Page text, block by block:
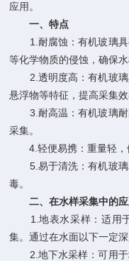
应用。
一、特点
1.耐腐蚀：有机玻璃具
等化学物质的侵蚀，确保水
2.透明度高：有机玻璃
悬浮物等特征，提高采集效
3.耐高温：有机玻璃耐
采集。
4.轻便易携：重量轻，
5.易于清洗：有机玻璃
毒。
二、在水样采集中的应
1.地表水采样：适用于
集。通过在水面以下一定
2.地下水采样：可用于